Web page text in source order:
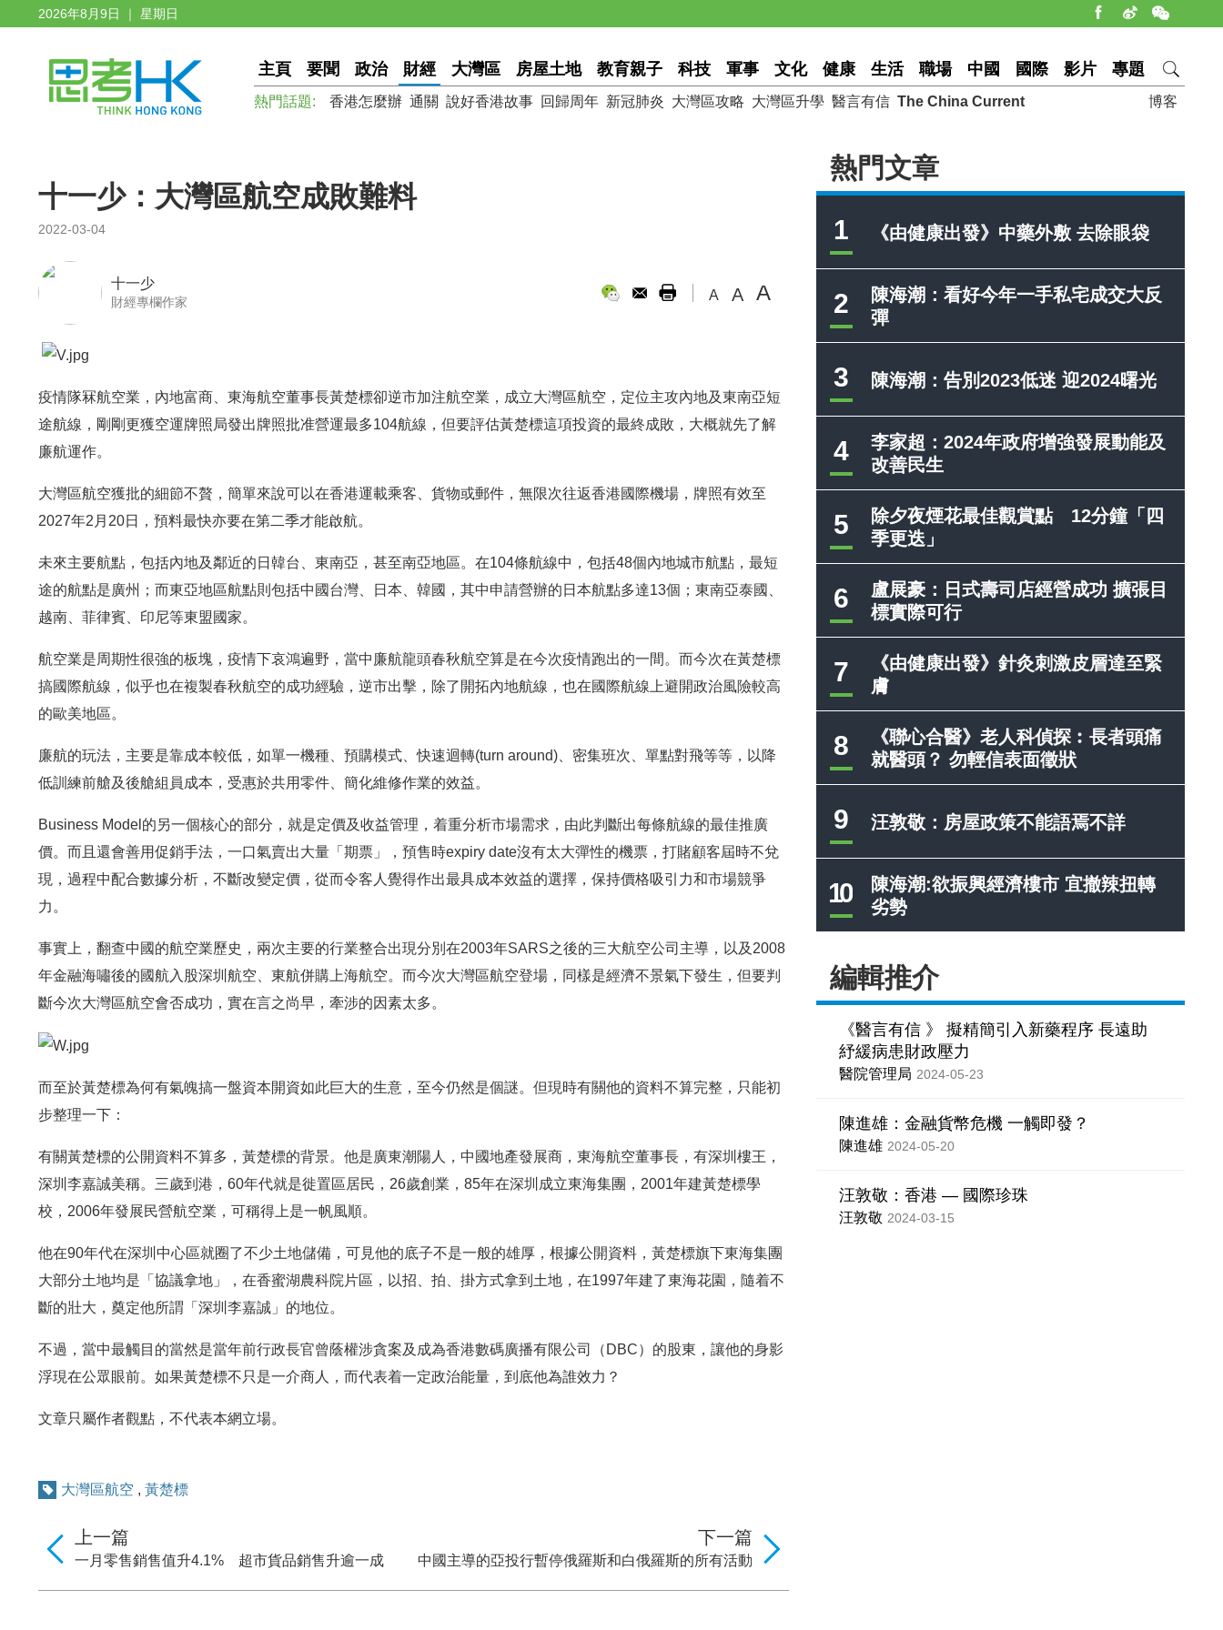
2026年8月9日 ｜ 星期日
主頁 要聞 政治 財經 大灣區 房屋土地 教育親子 科技 軍事 文化 健康 生活 職場 中國 國際 影片 專題
博客
熱門話題: 香港怎麼辦 通關 說好香港故事 回歸周年 新冠肺炎 大灣區攻略 大灣區升學 醫言有信 The China Current
熱門文章
1 《由健康出發》中藥外敷 去除眼袋
2
陳海潮：看好今年一手私宅成交大反
彈
3 陳海潮：告別2023低迷 迎2024曙光
4
李家超：2024年政府增強發展動能及
改善民生
5
除夕夜煙花最佳觀賞點 12分鐘「四
季更迭」
6
盧展豪：日式壽司店經營成功 擴張目
標實際可行
7
《由健康出發》針灸刺激皮層達至緊
膚
8
《聯心合醫》老人科偵探︰長者頭痛
就醫頭？ 勿輕信表面徵狀
9 汪敦敬：房屋政策不能語焉不詳
10
陳海潮:欲振興經濟樓市 宜撤辣扭轉
劣勢
編輯推介
《醫言有信 》 擬精簡引入新藥程序 長遠助
紓緩病患財政壓力
醫院管理局 2024-05-23
陳進雄：金融貨幣危機 一觸即發？
陳進雄 2024-05-20
汪敦敬：香港 — 國際珍珠
汪敦敬 2024-03-15
十一少：大灣區航空成敗難料
2022-03-04
十一少
財經專欄作家 A A A
疫情隊冧航空業，內地富商、東海航空董事長黃楚標卻逆市加注航空業，成立大灣區航空，定位主攻內地及東南亞短
途航線，剛剛更獲空運牌照局發出牌照批准營運最多104航線，但要評估黃楚標這項投資的最終成敗，大概就先了解
廉航運作。
大灣區航空獲批的細節不贅，簡單來說可以在香港運載乘客、貨物或郵件，無限次往返香港國際機場，牌照有效至
2027年2月20日，預料最快亦要在第二季才能啟航。
未來主要航點，包括內地及鄰近的日韓台、東南亞，甚至南亞地區。在104條航線中，包括48個內地城市航點，最短
途的航點是廣州；而東亞地區航點則包括中國台灣、日本、韓國，其中申請營辦的日本航點多達13個；東南亞泰國、
越南、菲律賓、印尼等東盟國家。
航空業是周期性很強的板塊，疫情下哀鴻遍野，當中廉航龍頭春秋航空算是在今次疫情跑出的一間。而今次在黃楚標
搞國際航線，似乎也在複製春秋航空的成功經驗，逆市出擊，除了開拓內地航線，也在國際航線上避開政治風險較高
的歐美地區。
廉航的玩法，主要是靠成本較低，如單一機種、預購模式、快速迴轉(turn around)、密集班次、單點對飛等等，以降
低訓練前艙及後艙組員成本，受惠於共用零件、簡化維修作業的效益。
Business Model的另一個核心的部分，就是定價及收益管理，着重分析市場需求，由此判斷出每條航線的最佳推廣
價。而且還會善用促銷手法，一口氣賣出大量「期票」，預售時expiry date沒有太大彈性的機票，打賭顧客屆時不兌
現，過程中配合數據分析，不斷改變定價，從而令客人覺得作出最具成本效益的選擇，保持價格吸引力和市場競爭
力。
事實上，翻查中國的航空業歷史，兩次主要的行業整合出現分別在2003年SARS之後的三大航空公司主導，以及2008
年金融海嘯後的國航入股深圳航空、東航併購上海航空。而今次大灣區航空登場，同樣是經濟不景氣下發生，但要判
斷今次大灣區航空會否成功，實在言之尚早，牽涉的因素太多。
而至於黃楚標為何有氣魄搞一盤資本開資如此巨大的生意，至今仍然是個謎。但現時有關他的資料不算完整，只能初
步整理一下：
有關黃楚標的公開資料不算多，黃楚標的背景。他是廣東潮陽人，中國地產發展商，東海航空董事長，有深圳樓王，
深圳李嘉誠美稱。三歲到港，60年代就是徙置區居民，26歲創業，85年在深圳成立東海集團，2001年建黃楚標學
校，2006年發展民營航空業，可稱得上是一帆風順。
他在90年代在深圳中心區就圈了不少土地儲備，可見他的底子不是一般的雄厚，根據公開資料，黃楚標旗下東海集團
大部分土地均是「協議拿地」，在香蜜湖農科院片區，以招、拍、掛方式拿到土地，在1997年建了東海花園，隨着不
斷的壯大，奠定他所謂「深圳李嘉誠」的地位。
不過，當中最觸目的當然是當年前行政長官曾蔭權涉貪案及成為香港數碼廣播有限公司（DBC）的股東，讓他的身影
浮現在公眾眼前。如果黃楚標不只是一介商人，而代表着一定政治能量，到底他為誰效力？
文章只屬作者觀點，不代表本網立場。
大灣區航空 , 黃楚標
下一篇
中國主導的亞投行暫停俄羅斯和白俄羅斯的所有活動
上一篇
一月零售銷售值升4.1% 超市貨品銷售升逾一成